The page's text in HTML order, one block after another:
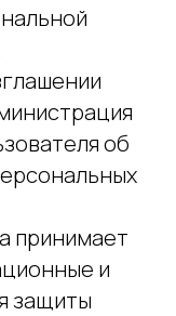
об
принимает
и
защиты